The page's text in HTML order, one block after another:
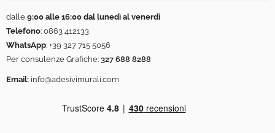
dalle 9:00 alle 16:00 dal lunedì al venerdì
Telefono: 0863 412133
WhatsApp: +39 327 715 5056
Per consulenze Grafiche: 327 688 8288
Email: info@adesivimurali.com